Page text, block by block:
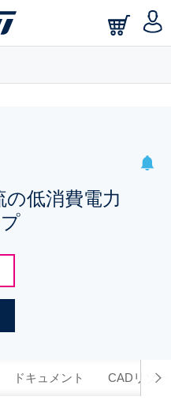
searches.
低消費電力
ドキュメント CADリソー